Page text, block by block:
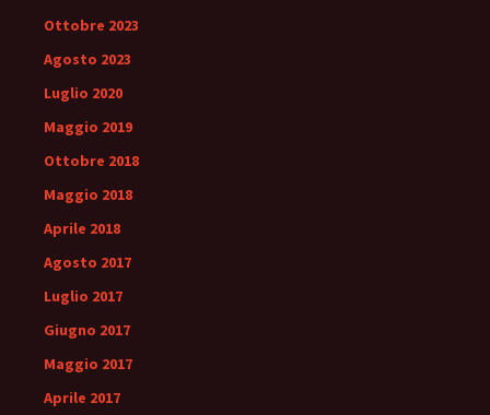
Ottobre 2023
Agosto 2023
Luglio 2020
Maggio 2019
Ottobre 2018
Maggio 2018
Aprile 2018
Agosto 2017
Luglio 2017
Giugno 2017
Maggio 2017
Aprile 2017